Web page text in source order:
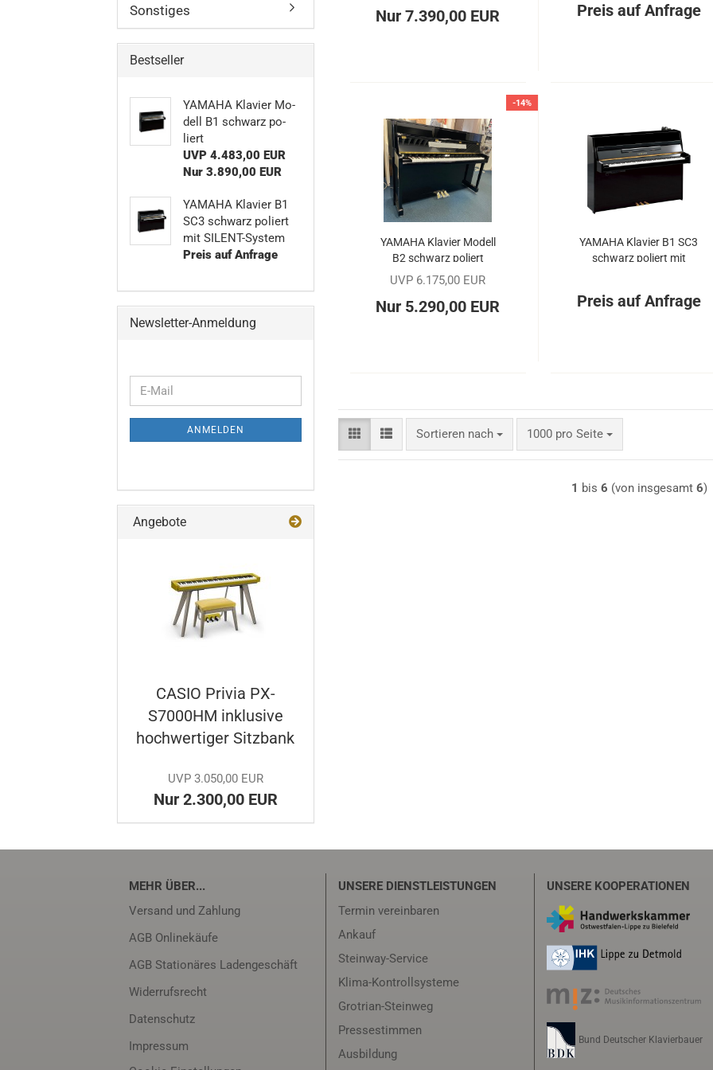
Nur 7.390,00 EUR Preis auf Anfrage
-14%
YA­MA­HA Kla­vier Mo­dell
B2 schwarz po­liert
UVP 6.175,00 EUR
Nur 5.290,00 EUR
YA­MA­HA Kla­vier B1 SC3
schwarz po­liert mit
Preis auf Anfrage
Sortieren nach
Sortieren nach 1000 pro Seite
pro Seite
1 bis 6 (von insgesamt 6)
Sonstiges
Bestseller
YA­MA­HA Kla­vier Mo­
dell B1 schwarz po­
liert
UVP 4.483,00 EUR
Nur 3.890,00 EUR
YA­MA­HA Kla­vier B1
SC3 schwarz po­liert
mit SILENT-​System
Preis auf Anfrage
Newsletter-Anmeldung
WEITER
ZUR
NEWSLETTER-
ANMELDUNG
E-
Mail
ANMELDEN
Angebote
CASIO Pri­via PX-​
S7000HM in­klu­si­ve
hoch­wer­ti­ger Sitz­bank
UVP 3.050,00 EUR
Nur 2.300,00 EUR
MEHR ÜBER...
Versand und Zahlung
AGB Onlinekäufe
AGB Stationäres Ladengeschäft
Widerrufsrecht
Datenschutz
Impressum
UNSERE DIENSTLEISTUNGEN
Termin vereinbaren
Ankauf
Steinway-Service
Klima-Kontrollsysteme
Grotrian-Steinweg
Pressestimmen
Ausbildung
UNSERE KOOPERATIONEN
Bund Deutscher Klavierbauer